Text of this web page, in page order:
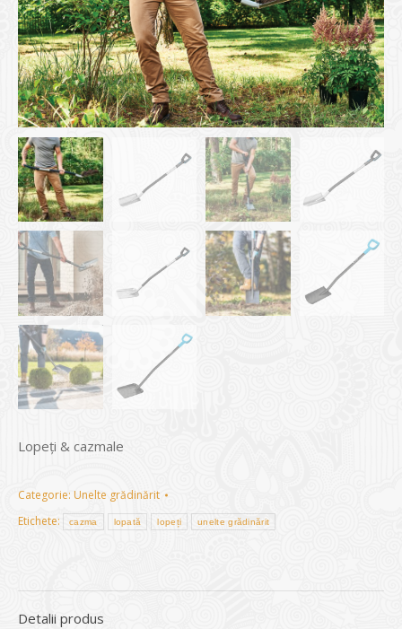
Lopeți & cazmale
Categorie: Unelte grădinărit
Etichete:
cazma lopată lopeți unelte grădinărit
Detalii produs